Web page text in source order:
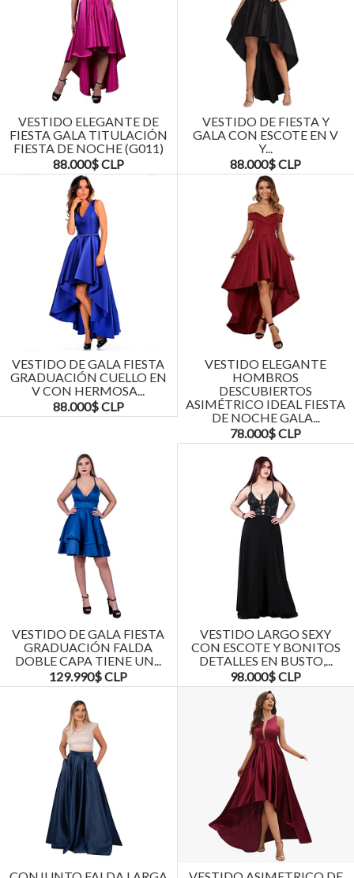
VESTIDO ELEGANTE DE
FIESTA GALA TITULACIÓN
FIESTA DE NOCHE (G011)
88.000$ CLP
VESTIDO DE FIESTA Y
GALA CON ESCOTE EN V
Y...
88.000$ CLP
VESTIDO DE GALA FIESTA
GRADUACIÓN CUELLO EN
V CON HERMOSA...
88.000$ CLP
VESTIDO ELEGANTE
HOMBROS
DESCUBIERTOS
ASIMÉTRICO IDEAL FIESTA
DE NOCHE GALA...
78.000$ CLP
VESTIDO DE GALA FIESTA
GRADUACIÓN FALDA
DOBLE CAPA TIENE UN...
129.990$ CLP
VESTIDO LARGO SEXY
CON ESCOTE Y BONITOS
DETALLES EN BUSTO,...
98.000$ CLP